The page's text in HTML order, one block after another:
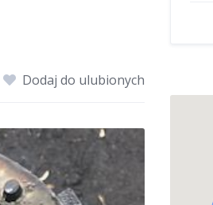
Dodaj do ulubionych